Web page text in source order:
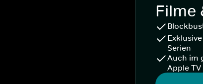
Filme
Serien
Auch im
Apple TV